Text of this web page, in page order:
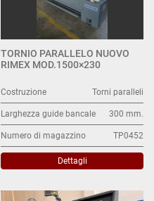
TORNIO PARALLELO NUOVO
RIMEX MOD.1500×230
Costruzione Torni paralleli
Larghezza guide bancale 300 mm.
Numero di magazzino TP0452
Dettagli